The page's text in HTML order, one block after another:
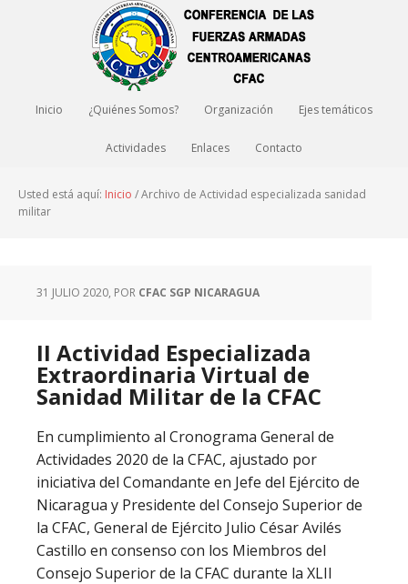
Inicio ¿Quiénes Somos? Organización Ejes temáticos
Actividades Enlaces Contacto
Usted está aquí: Inicio /Archivo de Actividad especializada sanidad
militar
31 JULIO 2020, POR CFAC SGP NICARAGUA
II Actividad Especializada
Extraordinaria Virtual de
Sanidad Militar de la CFAC
En cumplimiento al Cronograma General de
Actividades 2020 de la CFAC, ajustado por
iniciativa del Comandante en Jefe del Ejército de
Nicaragua y Presidente del Consejo Superior de
la CFAC, General de Ejército Julio César Avilés
Castillo en consenso con los Miembros del
Consejo Superior de la CFAC durante la XLII